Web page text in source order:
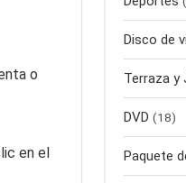
o
en el
Disco de
Terraza y
DVD (18)
Paquete